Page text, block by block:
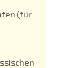
(für